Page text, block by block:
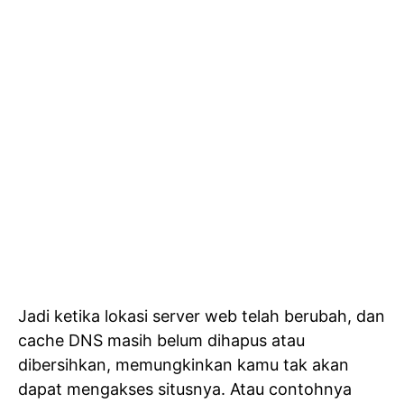
Jadi ketika lokasi server web telah berubah, dan
cache DNS masih belum dihapus atau
dibersihkan, memungkinkan kamu tak akan
dapat mengakses situsnya. Atau contohnya